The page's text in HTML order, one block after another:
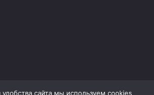
сайта мы используем cookies